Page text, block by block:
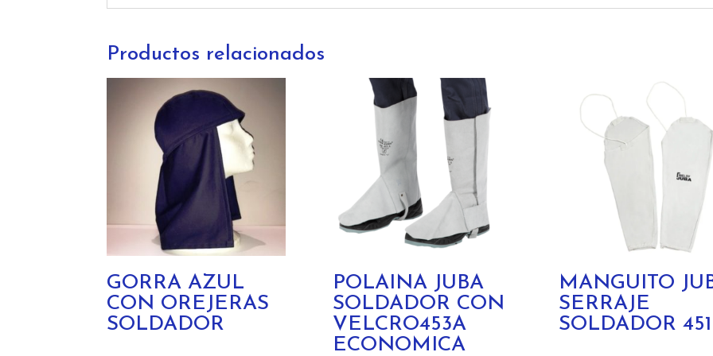
Productos relacionados
GORRA AZUL
CON OREJERAS
SOLDADOR
POLAINA JUBA
SOLDADOR CON
VELCRO453A
ECONOMICA
MANGUITO
SERRAJE
SOLDADOR